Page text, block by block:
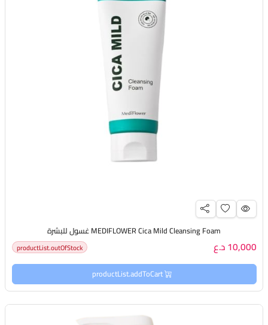
MEDIFLOWER Cica Mild Cleansing Foam غسول للبشرة
10,000 د.ع productList.outOfStock
productList.addToCart